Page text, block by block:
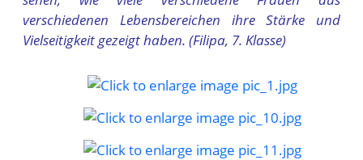
verschiedenen Lebensbereichen ihre Stärke und
Vielseitigkeit gezeigt haben. (Filipa, 7. Klasse)